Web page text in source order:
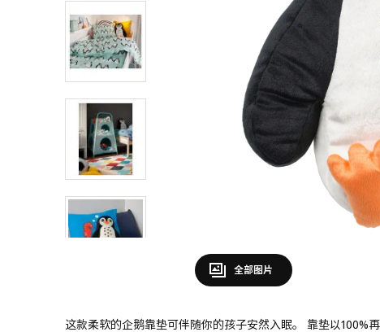
全部图片
这款柔软的企鹅靠垫可伴随你的孩子安然入眠。 靠垫以100%